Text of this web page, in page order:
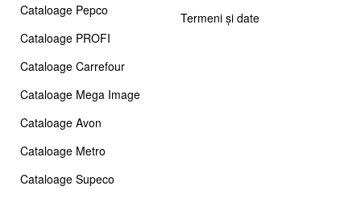
Cataloage Pepco
Cataloage PROFI
Cataloage Carrefour
Cataloage Mega Image
Cataloage Avon
Cataloage Metro
Cataloage Supeco
Termeni și date